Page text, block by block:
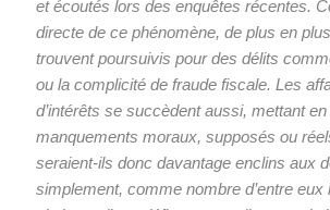
et écoutés lors des enquêtes récentes.
directe de ce phénomène, de plus en
trouvent poursuivis pour des délits
ou la complicité de fraude fiscale. Les
d’intérêts se succèdent aussi, mettant
manquements moraux, supposés ou
seraient-ils donc davantage enclins aux
simplement, comme nombre d’entre eux